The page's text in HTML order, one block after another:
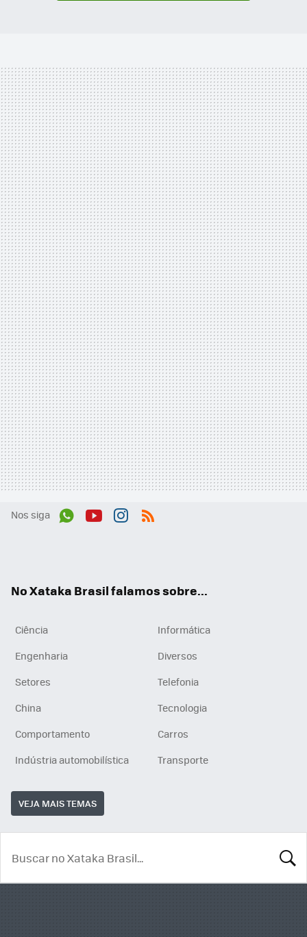
Nos siga
No Xataka Brasil falamos sobre...
Ciência
Informática
Engenharia
Diversos
Setores
Telefonia
China
Tecnologia
Comportamento
Carros
Indústria automobilística
Transporte
VEJA MAIS TEMAS